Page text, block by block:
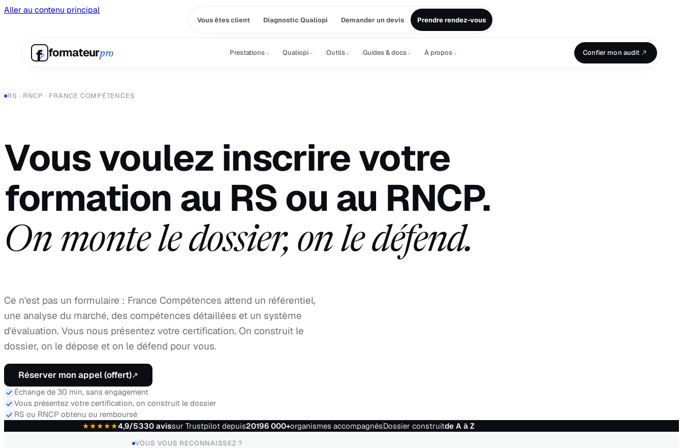
Aller au contenu principal
Vous êtes client Diagnostic Qualiopi Demander un devis Prendre rendez-vous
fp formateurpro Prestations⌄ Qualiopi⌄ Outils⌄ Guides & docs⌄ À propos⌄ Confier mon audit
RS · RNCP · FRANCE COMPÉTENCES
Vous voulez inscrire votre
formation au RS ou au RNCP.
On monte le dossier, on le défend.
Ce n'est pas un formulaire : France Compétences attend un référentiel,
une analyse du marché, des compétences détaillées et un système
d'évaluation. Vous nous présentez votre certification. On construit le
dossier, on le dépose et on le défend pour vous.
Réserver mon appel (offert)↗
Échange de 30 min, sans engagement
Vous présentez votre certification, on construit le dossier
RS ou RNCP obtenu ou remboursé
★★★★★4,9/5330 avissur Trustpilot depuis20196 000+organismes accompagnésDossier construitde A à Z
VOUS VOUS RECONNAISSEZ ?